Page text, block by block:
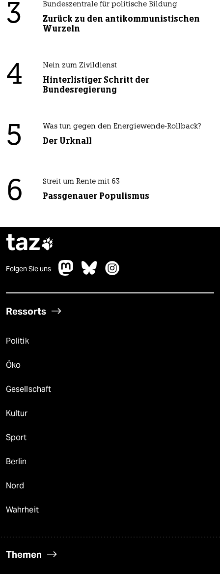
3 Bundeszentrale für politische Bildung
Zurück zu den antikommunistischen
Wurzeln
4 Nein zum Zivildienst
Hinterlistiger Schritt der
Bundesregierung
5 Was tun gegen den Energiewende-Rollback?
Der Urknall
6 Streit um Rente mit 63
Passgenauer Populismus
taz
Folgen Sie uns
Ressorts
Politik
Öko
Gesellschaft
Kultur
Sport
Berlin
Nord
Wahrheit
Themen